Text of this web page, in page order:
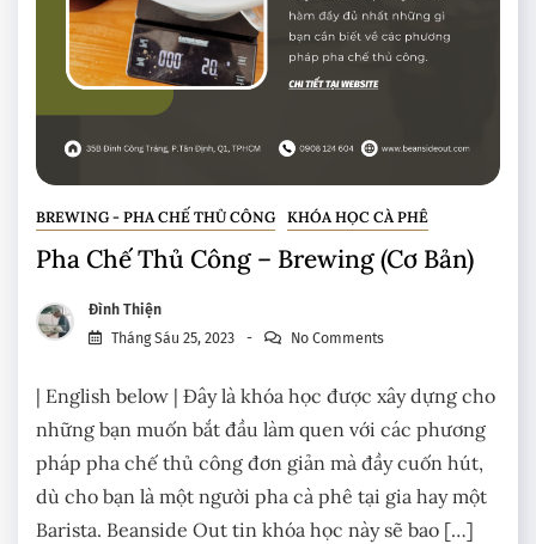
BREWING - PHA CHẾ THỦ CÔNG KHÓA HỌC CÀ PHÊ
Pha Chế Thủ Công – Brewing (Cơ Bản)
Đình Thiện
Tháng Sáu 25, 2023
No Comments
| English below | Đây là khóa học được xây dựng cho
những bạn muốn bắt đầu làm quen với các phương
pháp pha chế thủ công đơn giản mà đầy cuốn hút,
dù cho bạn là một người pha cà phê tại gia hay một
Barista. Beanside Out tin khóa học này sẽ bao […]